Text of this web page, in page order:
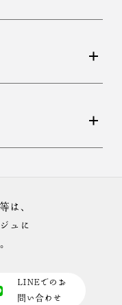
は、
ュに
LINEでのお
問い合わせ